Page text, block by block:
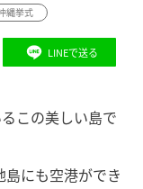
縄挙式
LINEで送る
この美しい島で
にも空港ができ